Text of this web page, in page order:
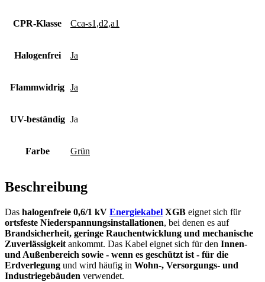
CPR-Klasse Cca-s1,d2,a1
Halogenfrei Ja
Flammwidrig Ja
UV-beständig Ja
Farbe Grün
Beschreibung
Das halogenfreie 0,6/1 kV Energiekabel XGB eignet sich für
ortsfeste Niederspannungsinstallationen, bei denen es auf
Brandsicherheit, geringe Rauchentwicklung und mechanische
Zuverlässigkeit ankommt. Das Kabel eignet sich für den Innen-
und Außenbereich sowie - wenn es geschützt ist - für die
Erdverlegung und wird häufig in Wohn-, Versorgungs- und
Industriegebäuden verwendet.